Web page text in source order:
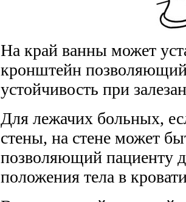
На край ванны может
кронштейн позволяющий
устойчивость при
Для лежачих больных,
стены, на стене может
позволяющий пациенту
положения тела в